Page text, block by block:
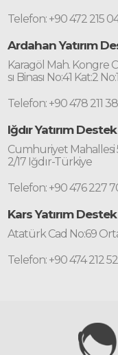
Telefon: +90 472 215
Ardahan Yatırım
Karagöl Mah. Kongre
sı Binası No:41 Kat:2
Telefon: +90 478 211
Iğdır Yatırım
Cumhuriyet Mahallesi
2/17 Iğdır-Türkiye
Telefon: +90 476 227
Kars Yatırım
Atatürk Cad No:69
Telefon: +90 474 212